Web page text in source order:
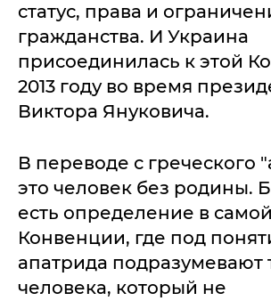
статус, права и
гражданства. И Украина
присоединилась к этой
2013 году во время
Виктора Януковича.
В переводе с греческого
это человек без родины.
есть определение в самой
Конвенции, где под
апатрида подразумевают
человека, который не